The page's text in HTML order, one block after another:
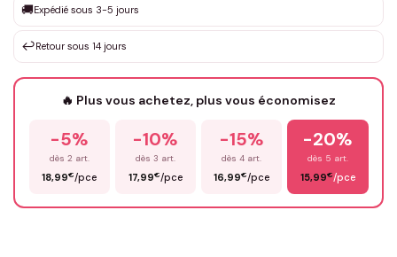
Votre texte / idée*
Prénom*
🚚Expédié sous 3-5 jours
↩️Retour sous 14 jours
🔥 Plus vous achetez, plus vous économisez
-5%
dès 2 art.
18,99€/pce
-10%
dès 3 art.
17,99€/pce
-15%
dès 4 art.
16,99€/pce
-20%
dès 5 art.
15,99€/pce